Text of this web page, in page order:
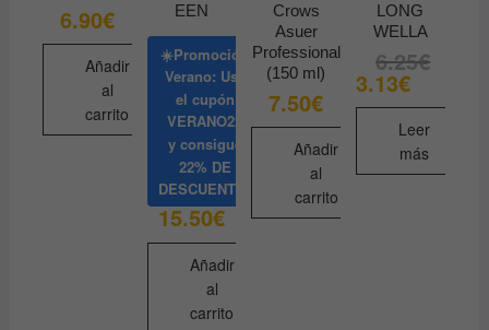
6.90€
Añadir
al
carrito
EEN
☀️Promoción
Verano: Usa
el cupón
VERANO22
y consigue
22% DE
DESCUENTO
15.50€
Añadir
al
carrito
Crows
Asuer
Professional
(150 ml)
7.50€
Añadir
al
carrito
LONG
WELLA
6.25€El
era:
6.25€.
3.13€
El
es:
3.13€.
Leer
más